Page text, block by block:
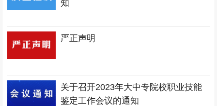
知
严正声明
关于召开2023年大中专院校职业技能
鉴定工作会议的通知